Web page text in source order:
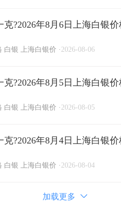
?2026年8月6日上海白银
白银 上海白银价 · 2026-08-06
?2026年8月5日上海白银
白银 上海白银价 · 2026-08-05
?2026年8月4日上海白银
白银 上海白银价 · 2026-08-04
加载更多